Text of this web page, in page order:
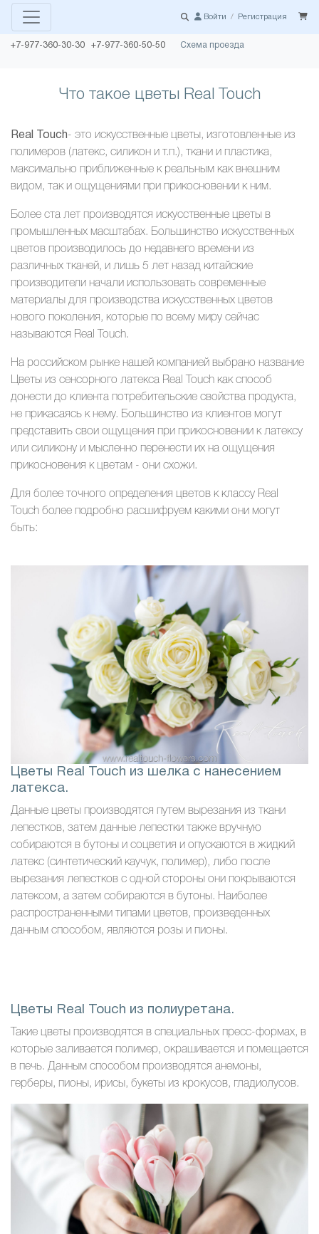
Войти / Регистрация
+7-977-360-30-30 +7-977-360-50-50 Схема проезда
Что такое цветы Real Touch
Real Touch- это искусственные цветы, изготовленные из
полимеров (латекс, силикон и т.п.), ткани и пластика,
максимально приближенные к реальным как внешним
видом, так и ощущениями при прикосновении к ним.
Более ста лет производятся искусственные цветы в
промышленных масштабах. Большинство искусственных
цветов производилось до недавнего времени из
различных тканей, и лишь 5 лет назад китайские
производители начали использовать современные
материалы для производства искусственных цветов
нового поколения, которые по всему миру сейчас
называются Real Touch.
На российском рынке нашей компанией выбрано название
Цветы из сенсорного латекса Real Touch как способ
донести до клиента потребительские свойства продукта,
не прикасаясь к нему. Большинство из клиентов могут
представить свои ощущения при прикосновении к латексу
или силикону и мысленно перенести их на ощущения
прикосновения к цветам - они схожи.
Для более точного определения цветов к классу Real
Touch более подробно расшифруем какими они могут
быть:
Цветы Real Touch из шелка с нанесением
латекса.
Данные цветы производятся путем вырезания из ткани
лепестков, затем данные лепестки также вручную
собираются в бутоны и соцветия и опускаются в жидкий
латекс (синтетический каучук, полимер), либо после
вырезания лепестков с одной стороны они покрываются
латексом, а затем собираются в бутоны. Наиболее
распространенными типами цветов, произведенных
данным способом, являются розы и пионы.
Цветы Real Touch из полиуретана.
Такие цветы производятся в специальных пресс-формах, в
которые заливается полимер, окрашивается и помещается
в печь. Данным способом производятся анемоны,
герберы, пионы, ирисы, букеты из крокусов, гладиолусов.